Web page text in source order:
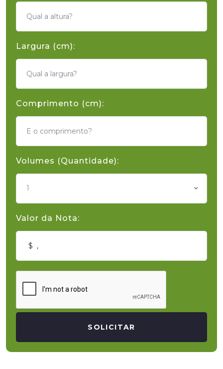
Largura (cm):
Comprimento (cm):
Volumes (Quantidade):
1
Valor da Nota:
SOLICITAR